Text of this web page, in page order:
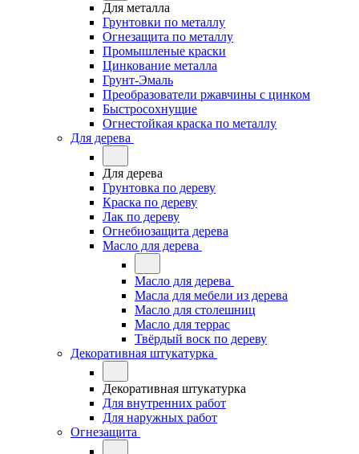
Для металла
Грунтовки по металлу
Огнезащита по металлу
Промышленые краски
Цинкование металла
Грунт-Эмаль
Преобразователи ржавчины с цинком
Быстросохнущие
Огнестойкая краска по металлу
Для дерева
Для дерева
Грунтовка по дереву
Краска по дереву
Лак по дереву
Огнебиозащита дерева
Масло для дерева
Масло для дерева
Масла для мебели из дерева
Масло для столешниц
Масло для террас
Твёрдый воск по дереву
Декоративная штукатурка
Декоративная штукатурка
Для внутренних работ
Для наружных работ
Огнезащита